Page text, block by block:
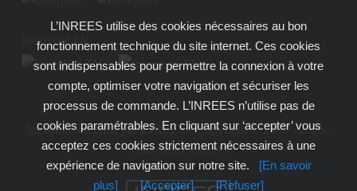
Inexploré TV
Inexploré est édité par INREES - Copyright © 2007 - 2026 -
Tous droits réservés
L’INREES utilise des cookies nécessaires au bon
fonctionnement technique du site internet. Ces cookies
sont indispensables pour permettre la connexion à votre
compte, optimiser votre navigation et sécuriser les
processus de commande. L’INREES n’utilise pas de
cookies paramétrables. En cliquant sur ‘accepter’ vous
acceptez ces cookies strictement nécessaires à une
expérience de navigation sur notre site.
[En savoir
plus]
[Accepter] [Refuser]